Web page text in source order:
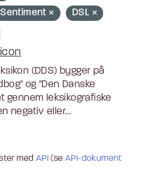
Sentiment DSL
(DDS) bygger på
og "Den Danske
gennem leksikografiske
negativ eller...
med API (seAPI-dokument